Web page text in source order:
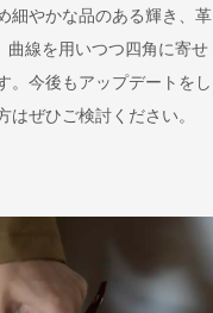
細やかな品のある輝き、革
曲線を用いつつ四角に寄せ
。今後もアップデートをし
ぜひご検討ください。